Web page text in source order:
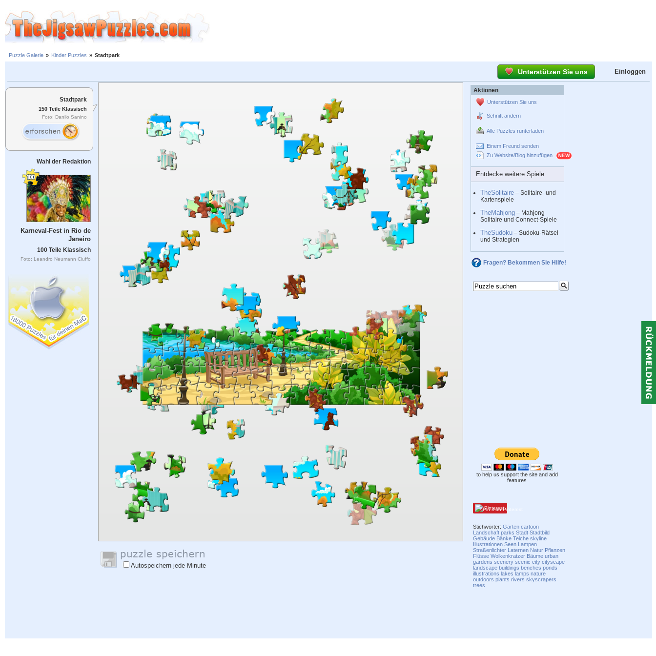
Puzzle Galerie » Kinder Puzzles » Stadtpark
Unterstützen Sie uns Einloggen
Stadtpark
150 Teile Klassisch
Foto: Danilo Sanino
Wahl der Redaktion
Karneval-Fest in Rio de
Janeiro
100 Teile Klassisch
Foto: Leandro Neumann Ciuffo
Autospeichern jede Minute
Aktionen
Unterstützen Sie uns
Schnitt ändern
Alle Puzzles runterladen
Einem Freund senden
Zu Website/Blog hinzufügen
Entdecke weitere Spiele
TheSolitaire – Solitaire- und
Kartenspiele
TheMahjong – Mahjong
Solitaire und Connect-Spiele
TheSudoku – Sudoku-Rätsel
und Strategien
Fragen? Bekommen Sie Hilfe!
to help us support the site and add
features
Pinterest
Stichwörter:Gärten cartoon
Landschaft parks Stadt Stadtbild
Gebäude Bänke Teiche skyline
Illustrationen Seen Lampen
Straßenlichter Laternen Natur Pflanzen
Flüsse Wolkenkratzer Bäume urban
gardens scenery scenic city cityscape
landscape buildings benches ponds
illustrations lakes lamps nature
outdoors plants rivers skyscrapers
trees